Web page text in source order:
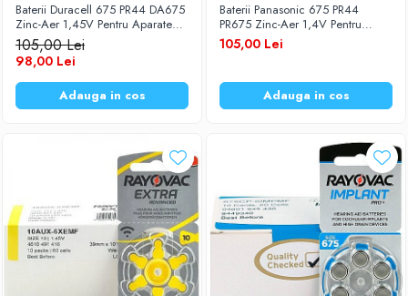
Baterii Duracell 675 PR44 DA675
Zinc-Aer 1,45V Pentru Aparate
Auditive Set 60 Baterii
105,00 Lei
98,00 Lei
Adauga in cos
Baterii Panasonic 675 PR44
PR675 Zinc-Aer 1,4V Pentru
Aparate Auditive Set 60 Baterii
105,00 Lei
Adauga in cos